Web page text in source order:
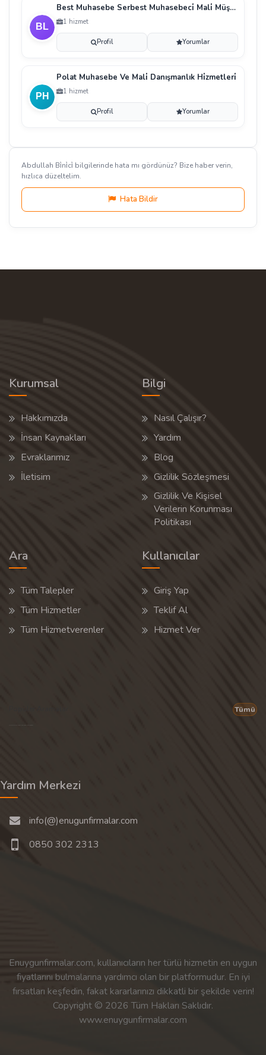
Best Muhasebe Serbest Muhasebeci̇ Mali̇ Müşavi̇rli̇k L
1 hizmet
Profil Yorumlar
Polat Muhasebe Ve Mali̇ Danışmanlık Hi̇zmetleri̇
1 hizmet
Profil Yorumlar
Abdullah Bi̇ni̇ci̇ bilgilerinde hata mı gördünüz? Bize haber verin,
hızlıca düzeltelim.
Hata Bildir
Kurumsal
Hakkımızda
İnsan Kaynakları
Evraklarımız
İletisim
Bilgi
Nasıl Çalışır?
Yardım
Blog
Gizlilik Sözleşmesi
Gizlilik Ve Kişisel
Verilerin Korunması
Politikası
Ara
Tüm Talepler
Tüm Hizmetler
Tüm Hizmetverenler
Kullanıcılar
Giriş Yap
Teklif Al
Hizmet Ver
Tümü
Yardım Merkezi
info(@)enugunfirmalar.com
0850 302 2313
Enuygunfirmalar.com, kullanıcıların her türlü hizmetin en uygun
fiyatlarını bulmalarına yardımcı olan bir platformudur. En iyi
fırsatları keşfedin, fakat kararlarınızı dikkatli bir şekilde verin!
Copyright © 2026 Tüm Hakları Saklıdır.
www.enuygunfirmalar.com